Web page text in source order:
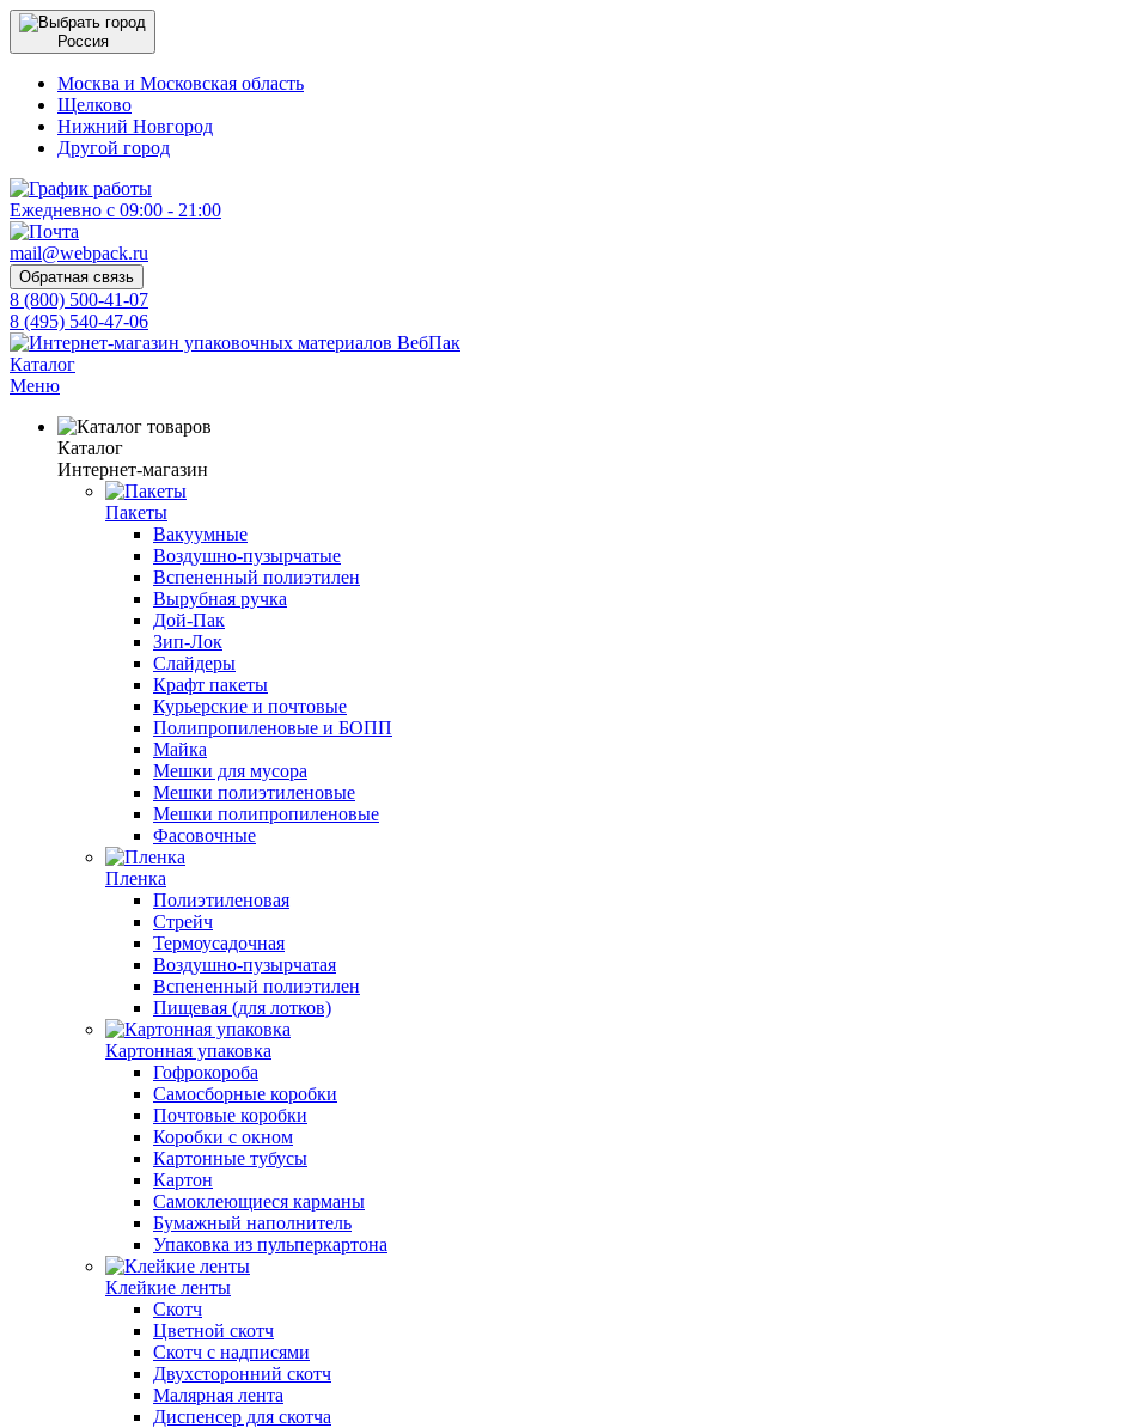
Россия
Москва и Московская область
Щелково
Нижний Новгород
Другой город
Ежедневно с 09:00 - 21:00
mail@webpack.ru
Обратная связь
8 (800) 500-41-07
8 (495) 540-47-06
Каталог
Меню
Каталог
Интернет-магазин
Пакеты
Вакуумные
Воздушно-пузырчатые
Вспененный полиэтилен
Вырубная ручка
Дой-Пак
Зип-Лок
Слайдеры
Крафт пакеты
Курьерские и почтовые
Полипропиленовые и БОПП
Майка
Мешки для мусора
Мешки полиэтиленовые
Мешки полипропиленовые
Фасовочные
Пленка
Полиэтиленовая
Стрейч
Термоусадочная
Воздушно-пузырчатая
Вспененный полиэтилен
Пищевая (для лотков)
Картонная упаковка
Гофрокороба
Самосборные коробки
Почтовые коробки
Коробки с окном
Картонные тубусы
Картон
Самоклеющиеся карманы
Бумажный наполнитель
Упаковка из пульперкартона
Клейкие ленты
Скотч
Цветной скотч
Скотч с надписями
Двухсторонний скотч
Малярная лента
Диспенсер для скотча